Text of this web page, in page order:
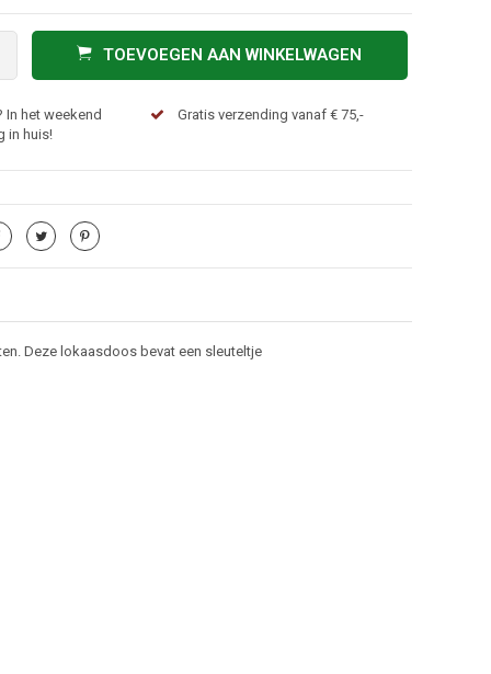
TOEVOEGEN AAN WINKELWAGEN
In het weekend
in huis!
Gratis verzending vanaf € 75,-
Deze lokaasdoos bevat een sleuteltje